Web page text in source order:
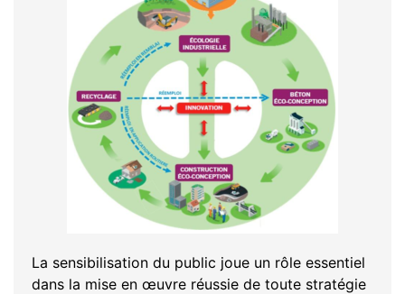
La sensibilisation du public joue un rôle essentiel
dans la mise en œuvre réussie de toute stratégie